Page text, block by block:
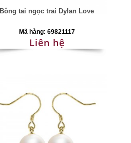
Bông tai ngọc trai Dylan Love
Mã hàng: 69821117
Liên hệ